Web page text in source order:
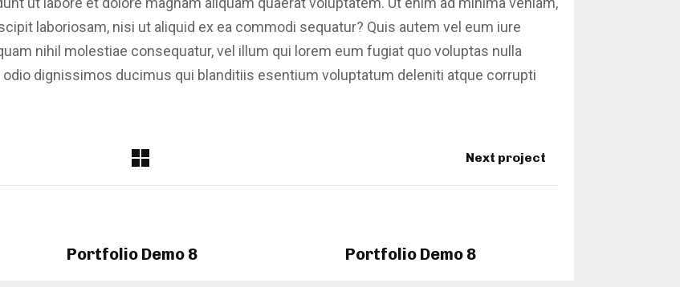
laboriosam, nisi ut aliquid ex ea commodi sequatur? Quis autem vel eum iure
nihil molestiae consequatur, vel illum qui lorem eum fugiat quo voluptas nulla
dignissimos ducimus qui blanditiis esentium voluptatum deleniti atque corrupti
Next project
Portfolio Demo 8 Portfolio Demo 8